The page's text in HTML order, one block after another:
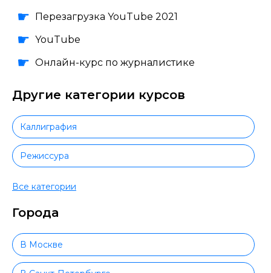
Перезагрузка YouTube 2021
YouTube
Онлайн-курс по журналистике
Другие категории курсов
Каллиграфия
Режиссура
Копирайтинг
Контент-маркетинг
Создание и монтаж видео
Все категории
Города
В Москве